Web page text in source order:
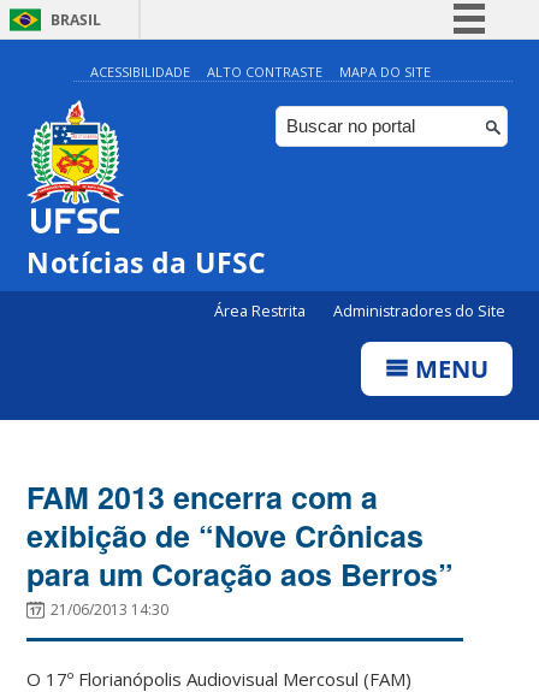
BRASIL
Simplifique!
Comunica BR
Participe
ACESSIBILIDADE ALTO CONTRASTE MAPA DO SITE
Notícias da UFSC
Área Restrita Administradores do Site
MENU
FAM 2013 encerra com a
exibição de “Nove Crônicas
para um Coração aos Berros”
21/06/2013 14:30
O 17º Florianópolis Audiovisual Mercosul (FAM)